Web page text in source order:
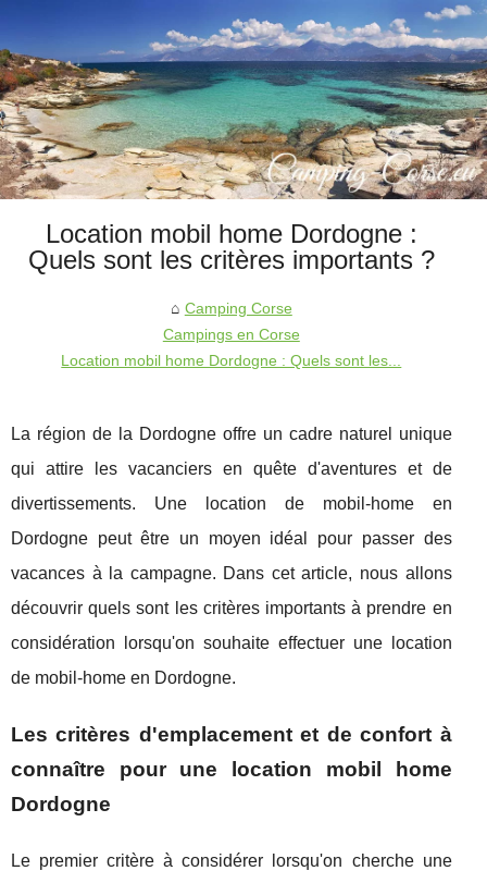
Location mobil home Dordogne :
Quels sont les critères importants ?
Camping Corse
Campings en Corse
Location mobil home Dordogne : Quels sont les...
La région de la Dordogne offre un cadre naturel unique
qui attire les vacanciers en quête d'aventures et de
divertissements. Une location de mobil-home en
Dordogne peut être un moyen idéal pour passer des
vacances à la campagne. Dans cet article, nous allons
découvrir quels sont les critères importants à prendre en
considération lorsqu'on souhaite effectuer une location
de mobil-home en Dordogne.
Les critères d'emplacement et de confort à
connaître pour une location mobil home
Dordogne
Le premier critère à considérer lorsqu'on cherche une